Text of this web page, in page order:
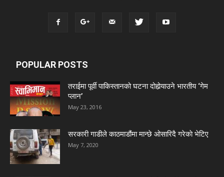
POPULAR POSTS
तराईमा पूर्वी पाकिस्तानको घटना दोहोर्‍याउने भारतीय ‘गेम
प्लान’
May 23, 2016
सरकारी गाडीले काठमाडौंमा मान्छे ओसारिदै गरेकाे भेटिए
May 7, 2020